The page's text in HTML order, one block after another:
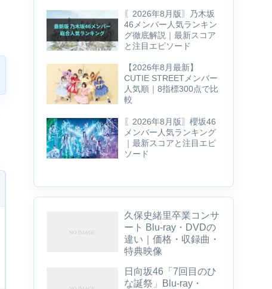
〖2026年8月版〗乃木坂
46メンバー人気ランキン
グ徹底解説｜最新スコア
と注目エピソード
【2026年8月最新】
CUTIE STREETメンバー
人気順｜8指標300点で比
較
〖2026年8月版〗櫻坂46
メンバー人気ランキング
｜最新スコアと注目エピ
ソード
久保史緒里卒業コンサ
ート Blu-ray・DVDの
違い｜価格・収録曲・
特典映像
日向坂46「7回目のひ
な誕祭」Blu-ray・